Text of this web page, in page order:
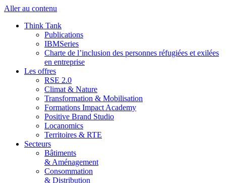
Aller au contenu
Think Tank
Publications
IBMSeries
Charte de l’inclusion des personnes réfugiées et exilées
en entreprise
Les offres
RSE 2.0
Climat & Nature
Transformation & Mobilisation
Formations Impact Academy
Positive Brand Studio
Locanomics
Territoires & RTE
Secteurs
Bâtiments
& Aménagement
Consommation
& Distribution